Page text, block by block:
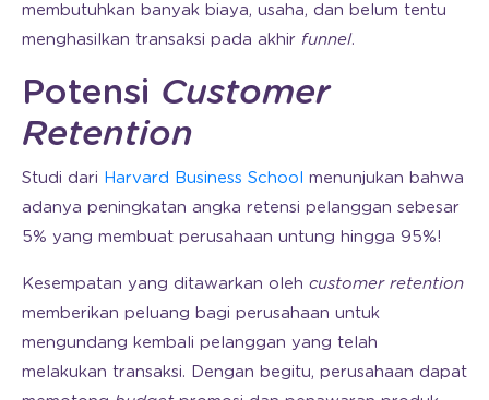
membutuhkan banyak biaya, usaha, dan belum tentu
menghasilkan transaksi pada akhir funnel.
Potensi Customer
Retention
Studi dari Harvard Business School menunjukan bahwa
adanya peningkatan angka retensi pelanggan sebesar
5% yang membuat perusahaan untung hingga 95%!
Kesempatan yang ditawarkan oleh customer retention
memberikan peluang bagi perusahaan untuk
mengundang kembali pelanggan yang telah
melakukan transaksi. Dengan begitu, perusahaan dapat